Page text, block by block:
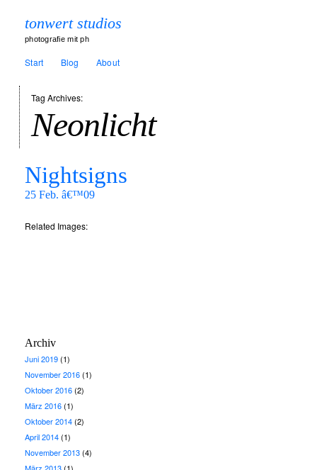
tonwert studios
photografie mit ph
Start Blog About
Tag Archives:
Neonlicht
Nightsigns
25 Feb. â€™09
Related Images:
Archiv
Juni 2019(1)
November 2016(1)
Oktober 2016(2)
März 2016(1)
Oktober 2014(2)
April 2014(1)
November 2013(4)